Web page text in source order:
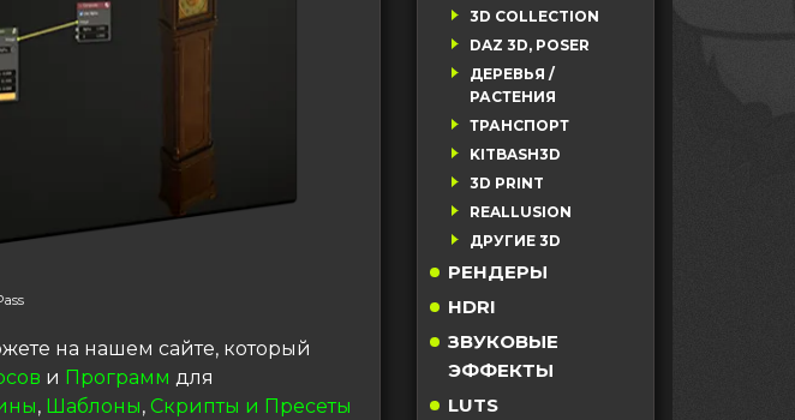
на нашем сайте, который
и Программ для
, Шаблоны, Скрипты и Пресеты
3D COLLECTION
DAZ 3D, POSER
ДЕРЕВЬЯ /
РАСТЕНИЯ
ТРАНСПОРТ
KITBASH3D
3D PRINT
REALLUSION
ДРУГИЕ 3D
РЕНДЕРЫ
HDRI
ЗВУКОВЫЕ
ЭФФЕКТЫ
LUTS